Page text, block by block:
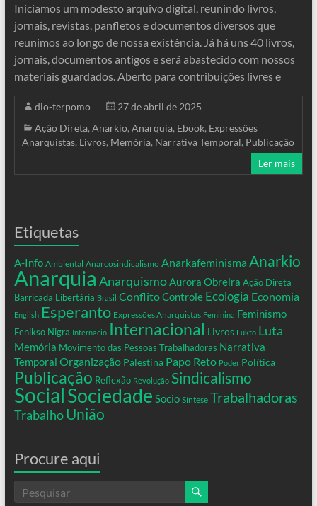
Iniciamos um modesto arquivo digital, reunindo livros,
jornais, revistas, panfletos e documentos diversos que
reunimos ao longo de nossa existência. Já há uns 40 livros,
jornais, documentos antigos e será abastecido com nossos
materiais guardados. Aberto para contribuições livres e
dio-terpomo
27 de abril de 2025
Ação Direta, Anarkio, Anarquia, Ebook, Expressões
Anarquistas, Livros, Memória, Narrativa Temporal, Publicação
Ler mais
Etiquetas
A-Info Ambiental Anarcosindicalismo Anarkafeminisma Anarkio
Anarquia AnarquismoAurora Obreira Ação Direta
Barricada Libertária Brasil ConflitoControle Ecologia Economia
English Esperanto Expressões Anarquistas Feminina Feminismo
Fenikso Nigra Internacio Internacional Livros Lukto Luta
Memória Movimento das Pessoas Trabalhadoras Narrativa
Temporal Organização Palestina Papo Reto Poder Política
Publicação Reflexão Revolução Sindicalismo
SocialSociedade Socio Síntese Trabalhadoras
Trabalho União
Procure aqui